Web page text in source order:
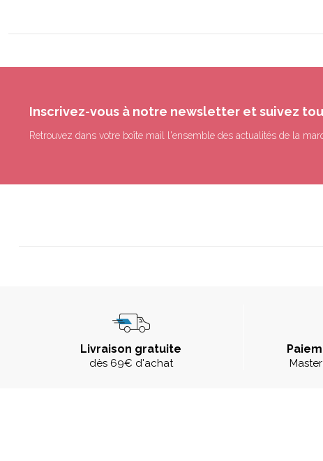
Inscrivez-vous à notre newsletter et suivez
Retrouvez dans votre boîte mail l'ensemble des actualités de la
Livraison gratuite
dès 69€ d'achat